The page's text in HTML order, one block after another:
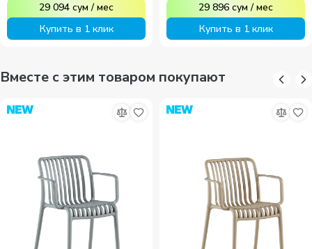
29 094 сум /мес
Купить в 1 клик
29 896 сум /мес
Купить в 1 клик
Вместе с этим товаром покупают